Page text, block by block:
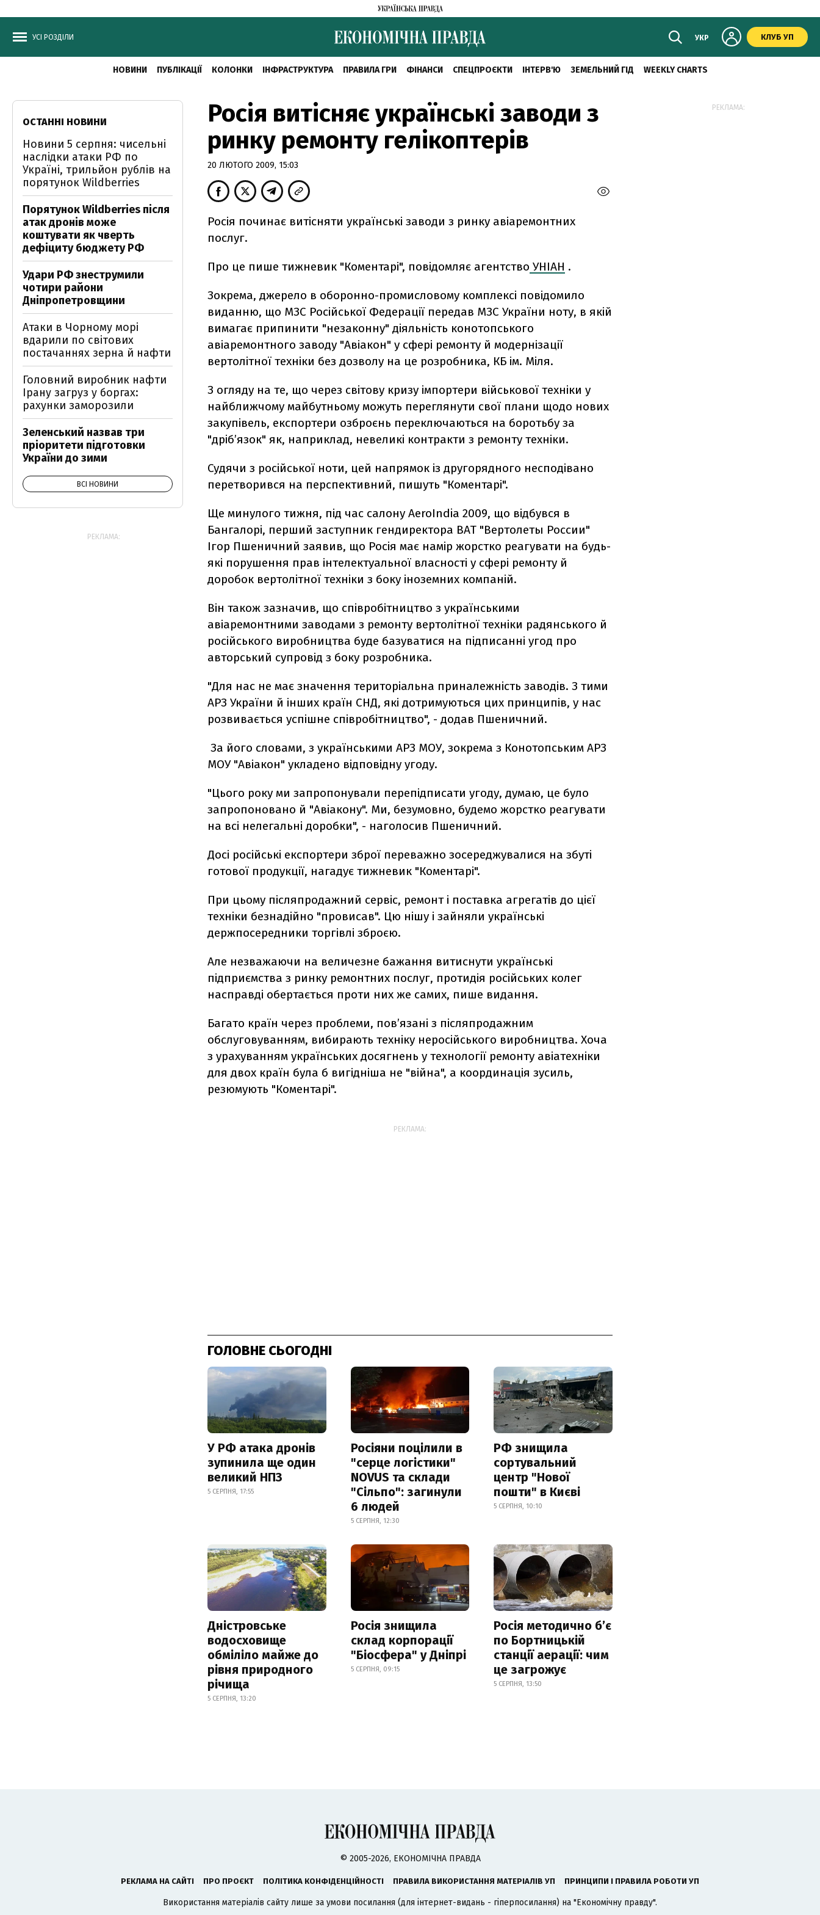
УСІ РОЗДІЛИ УКР КЛУБ УП
НОВИНИ ПУБЛІКАЦІЇ КОЛОНКИ ІНФРАСТРУКТУРА ПРАВИЛА ГРИ ФІНАНСИ СПЕЦПРОЄКТИ ІНТЕРВ'Ю ЗЕМЕЛЬНИЙ ГІД WEEKLY CHARTS
Росія витісняє українські заводи з
ринку ремонту гелікоптерів
20 ЛЮТОГО 2009, 15:03
Росія починає витісняти українські заводи з ринку авіаремонтних
послуг.
Про це пише тижневик "Коментарі", повідомляє агентство УНІАН .
Зокрема, джерело в оборонно-промисловому комплексі повідомило
виданню, що МЗС Російської Федерації передав МЗС України ноту, в якій
вимагає припинити "незаконну" діяльність конотопського
авіаремонтного заводу "Авіакон" у сфері ремонту й модернізації
вертолітної техніки без дозволу на це розробника, КБ ім. Міля.
З огляду на те, що через світову кризу імпортери військової техніки у
найближчому майбутньому можуть переглянути свої плани щодо нових
закупівель, експортери озброєнь переключаються на боротьбу за
"дріб’язок" як, наприклад, невеликі контракти з ремонту техніки.
Судячи з російської ноти, цей напрямок із другорядного несподівано
перетворився на перспективний, пишуть "Коментарі".
Ще минулого тижня, під час салону AeroIndia 2009, що відбувся в
Бангалорі, перший заступник гендиректора ВАТ "Вертолеты России"
Ігор Пшеничний заявив, що Росія має намір жорстко реагувати на будь-
які порушення прав інтелектуальної власності у сфері ремонту й
доробок вертолітної техніки з боку іноземних компаній.
Він також зазначив, що співробітництво з українськими
авіаремонтними заводами з ремонту вертолітної техніки радянського й
російського виробництва буде базуватися на підписанні угод про
авторський супровід з боку розробника.
"Для нас не має значення територіальна приналежність заводів. З тими
АРЗ України й інших країн СНД, які дотримуються цих принципів, у нас
розвивається успішне співробітництво", - додав Пшеничний.
За його словами, з українськими АРЗ МОУ, зокрема з Конотопським АРЗ
МОУ "Авіакон" укладено відповідну угоду.
"Цього року ми запропонували перепідписати угоду, думаю, це було
запропоновано й "Авіакону". Ми, безумовно, будемо жорстко реагувати
на всі нелегальні доробки", - наголосив Пшеничний.
Досі російські експортери зброї переважно зосереджувалися на збуті
готової продукції, нагадує тижневик "Коментарі".
При цьому післяпродажний сервіс, ремонт і поставка агрегатів до цієї
техніки безнадійно "провисав". Цю нішу і зайняли українські
держпосередники торгівлі зброєю.
Але незважаючи на величезне бажання витиснути українські
підприємства з ринку ремонтних послуг, протидія російських колег
насправді обертається проти них же самих, пише видання.
Багато країн через проблеми, пов’язані з післяпродажним
обслуговуванням, вибирають техніку неросійського виробництва. Хоча
з урахуванням українських досягнень у технології ремонту авіатехніки
для двох країн була б вигідніша не "війна", а координація зусиль,
резюмують "Коментарі".
РЕКЛАМА:
ГОЛОВНЕ СЬОГОДНІ
У РФ атака дронів
зупинила ще один
великий НПЗ
5 СЕРПНЯ, 17:55
Росіяни поцілили в
"серце логістики"
NOVUS та склади
"Сільпо": загинули
6 людей
5 СЕРПНЯ, 12:30
РФ знищила
сортувальний
центр "Нової
пошти" в Києві
5 СЕРПНЯ, 10:10
Дністровське
водосховище
обміліло майже до
рівня природного
річища
5 СЕРПНЯ, 13:20
Росія знищила
склад корпорації
"Біосфера" у Дніпрі
5 СЕРПНЯ, 09:15
Росія методично б’є
по Бортницькій
станції аерації: чим
це загрожує
5 СЕРПНЯ, 13:50
ОСТАННІ НОВИНИ
Новини 5 серпня: чисельні
наслідки атаки РФ по
Україні, трильйон рублів на
порятунок Wildberries
Порятунок Wildberries після
атак дронів може
коштувати як чверть
дефіциту бюджету РФ
Удари РФ знеструмили
чотири райони
Дніпропетровщини
Атаки в Чорному морі
вдарили по світових
постачаннях зерна й нафти
Головний виробник нафти
Ірану загруз у боргах:
рахунки заморозили
Зеленський назвав три
пріоритети підготовки
України до зими
ВСІ НОВИНИ
РЕКЛАМА:
РЕКЛАМА:
© 2005-2026, ЕКОНОМІЧНА ПРАВДА
РЕКЛАМА НА САЙТІ ПРО ПРОЄКТ ПОЛІТИКА КОНФІДЕНЦІЙНОСТІ ПРАВИЛА ВИКОРИСТАННЯ МАТЕРІАЛІВ УП ПРИНЦИПИ І ПРАВИЛА РОБОТИ УП
Використання матеріалів сайту лише за умови посилання (для інтернет-видань - гіперпосилання) на "Економічну правду".